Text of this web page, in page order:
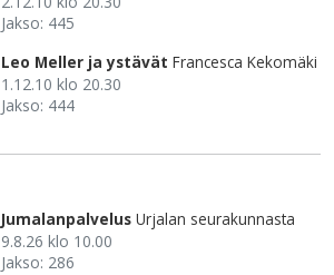
Jakso: 445
Leo Meller ja ystävät Francesca Kekomäki
1.12.10 klo 20.30
Jakso: 444
Jumalanpalvelus Urjalan seurakunnasta
9.8.26 klo 10.00
Jakso: 286